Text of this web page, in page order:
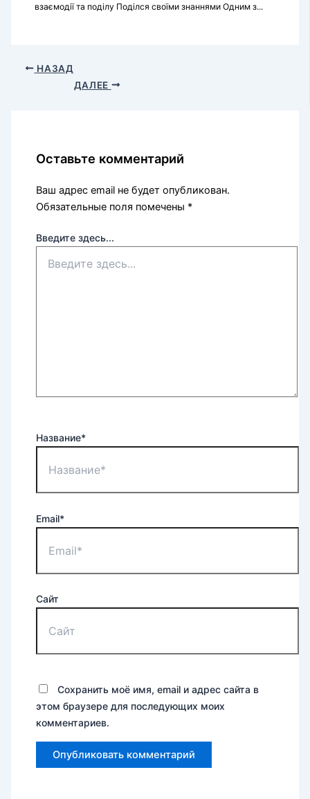
взаємодії та поділу Поділся своїми знаннями Одним з...
НАЗАД
ДАЛЕЕ
Оставьте комментарий
Ваш адрес email не будет опубликован.
Обязательные поля помечены *
Введите здесь...
Название*
Email*
Сайт
Сохранить моё имя, email и адрес сайта в
этом браузере для последующих моих
комментариев.